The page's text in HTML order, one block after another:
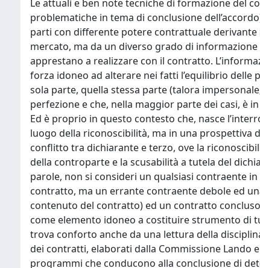
Le attuali e ben note tecniche di formazione del
problematiche in tema di conclusione
parti con differente potere contrattuale
mercato, ma da un diverso grado di
apprestano a realizzare con il contratto.
forza idoneo ad alterare nei fatti l’equilibrio delle
sola parte, quella stessa parte (talora
perfezione e che, nella maggior parte dei casi, è
Ed è proprio in questo contesto che, nasce
luogo della riconoscibilità, ma in una prospettiva
conflitto tra dichiarante e terzo, ove la
della controparte e la scusabilità a tutela del
parole, non si consideri un qualsiasi contraente
contratto, ma un errante contraente debole ed
contenuto del contratto) ed un contratto
come elemento idoneo a costituire strumento di
trova conforto anche da una lettura della
dei contratti, elaborati dalla Commissione Lando
programmi che conducono alla conclusione di